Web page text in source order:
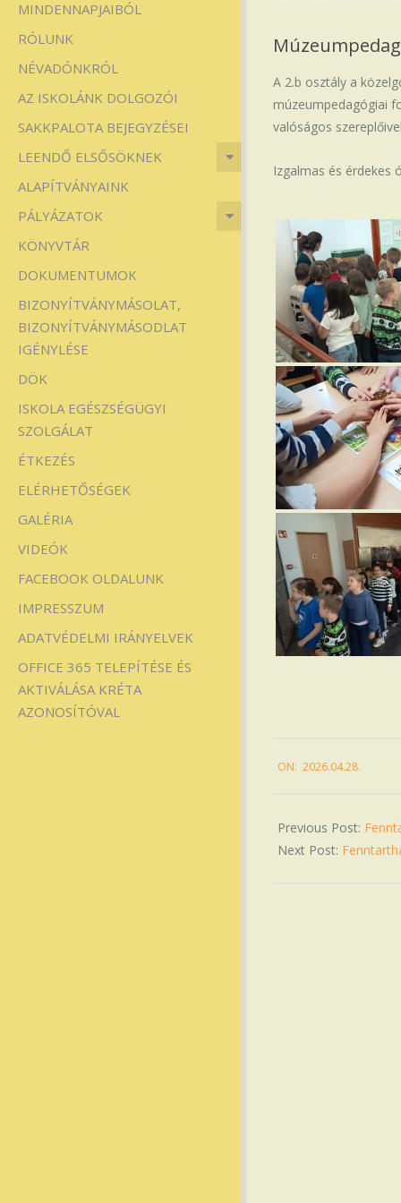
Iskola
MINDENNAPJAIBÓL
RÓLUNK
NÉVADÓNKRÓL
AZ ISKOLÁNK DOLGOZÓI
SAKKPALOTA BEJEGYZÉSEI
LEENDŐ ELSŐSÖKNEK
ALAPÍTVÁNYAINK
PÁLYÁZATOK
KÖNYVTÁR
DOKUMENTUMOK
BIZONYÍTVÁNYMÁSOLAT,
BIZONYÍTVÁNYMÁSODLAT
IGÉNYLÉSE
DÖK
ISKOLA EGÉSZSÉGÜGYI
SZOLGÁLAT
ÉTKEZÉS
ELÉRHETŐSÉGEK
GALÉRIA
VIDEÓK
FACEBOOK OLDALUNK
IMPRESSZUM
ADATVÉDELMI IRÁNYELVEK
OFFICE 365 TELEPÍTÉSE ÉS
AKTIVÁLÁSA KRÉTA
AZONOSÍTÓVAL
A 2.b osztály a
múzeumpedagógiai
valóságos
Izgalmas és érdekes
04-
ON: 2026.04.28.
Previous Post:
Next Post: